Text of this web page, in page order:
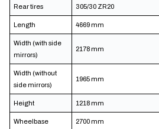
Rear tires 305/30 ZR20
Length 4669 mm
Width (with side
mirrors)
2178 mm
Width (without
side mirrors)
1965 mm
Height 1218 mm
Wheelbase 2700 mm